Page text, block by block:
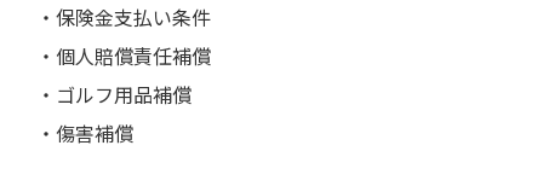
・保険金支払い条件
・個人賠償責任補償
・ゴルフ用品補償
・傷害補償